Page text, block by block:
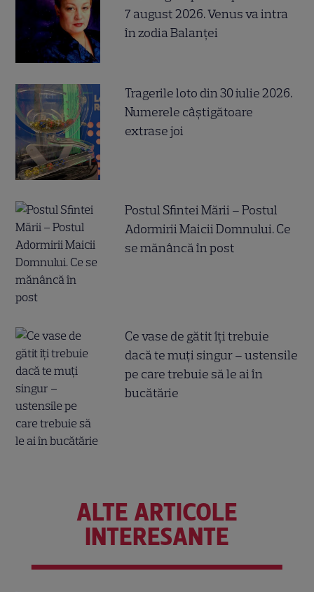
7 august 2026. Venus va intra
în zodia Balanței
Tragerile loto din 30 iulie 2026.
Numerele câştigătoare
extrase joi
Postul Sfintei Mării – Postul
Adormirii Maicii Domnului. Ce
se mănâncă în post
Ce vase de gătit îți trebuie
dacă te muți singur – ustensile
pe care trebuie să le ai în
bucătărie
ALTE ARTICOLE
INTERESANTE